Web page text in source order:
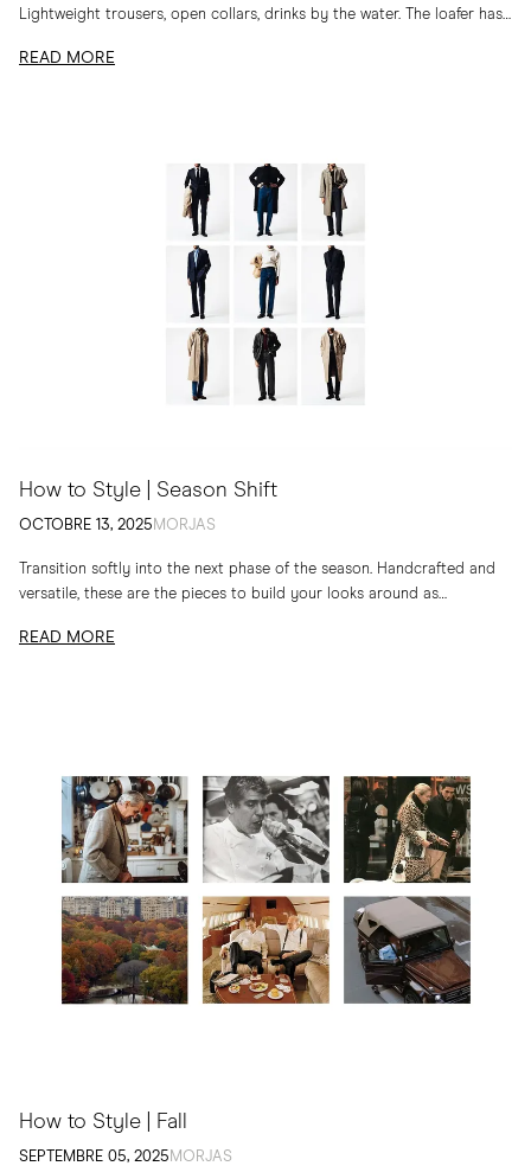
Lightweight trousers, open collars, drinks by the water. The loafer has
READ MORE
How to Style | Season Shift
OCTOBRE 13, 2025 MORJAS
Transition softly into the next phase of the season. Handcrafted and
versatile, these are the pieces to build your looks around as
READ MORE
How to Style | Fall
SEPTEMBRE 05, 2025 MORJAS